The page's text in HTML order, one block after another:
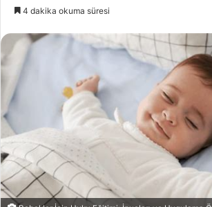
4 dakika okuma süresi